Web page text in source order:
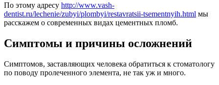
По этому адресу http://www.vash-
dentist.ru/lechenie/zubyi/plombyi/restavratsii-tsementnyih.html мы
расскажем о современных видах цементных пломб.
Симптомы и причины осложнений
Симптомов, заставляющих человека обратиться к стоматологу
по поводу пролеченного элемента, не так уж и много.